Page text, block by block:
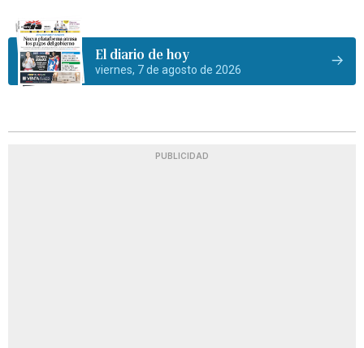
El diario de hoy
viernes, 7 de agosto de 2026
PUBLICIDAD